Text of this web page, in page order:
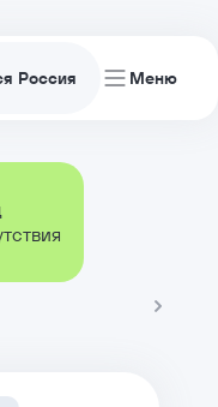
Россия